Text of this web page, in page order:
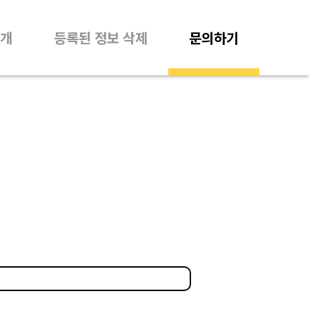
등록된 정보 삭제 문의하기